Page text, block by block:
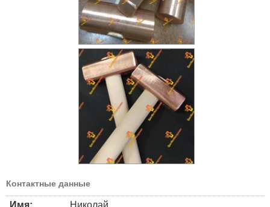
Контактные данные
Имя:
Николай